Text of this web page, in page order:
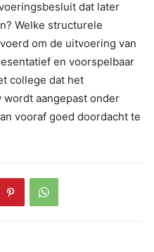
dat later
Welke structurele
om de uitvoering van
en voorspelbaar
college dat het
aangepast onder
vooraf goed doordacht te